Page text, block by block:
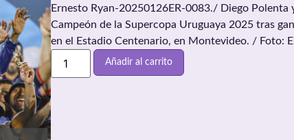
Ernesto Ryan-20250126ER-0083./ Diego Polenta
Campeón de la Supercopa Uruguaya 2025 tras
en el Estadio Centenario, en Montevideo. / Foto:
Añadir al carrito